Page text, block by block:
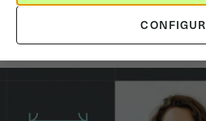
Freelancing : tout
devez savoir !